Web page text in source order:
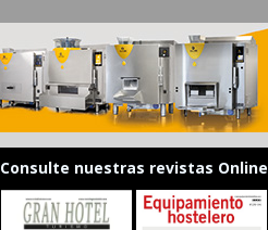
Consulte nuestras revistas Online